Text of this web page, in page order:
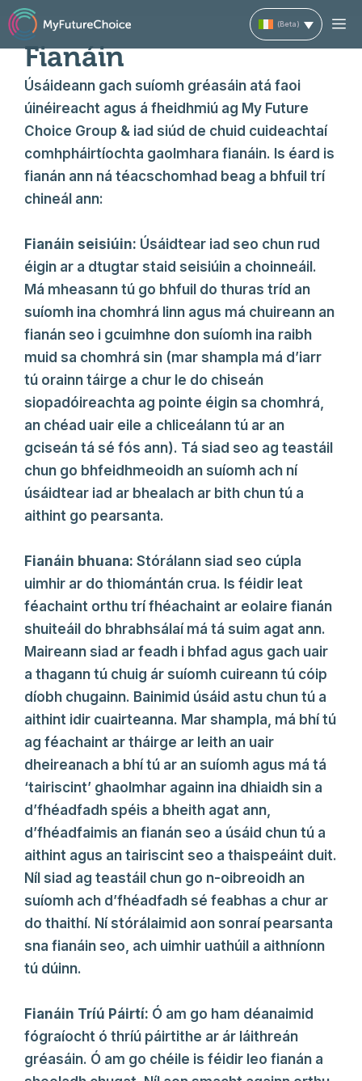
Skip
to
contentFianáin
Úsáideann gach suíomh gréasáin atá faoi
úinéireacht agus á fheidhmiú ag My Future
Choice Group & iad siúd de chuid cuideachtaí
comhpháirtíochta gaolmhara fianáin. Is éard is
fianán ann ná téacschomhad beag a bhfuil trí
chineál ann:
Fianáin seisiúin: Úsáidtear iad seo chun rud
éigin ar a dtugtar staid seisiúin a choinneáil.
Má mheasann tú go bhfuil do thuras tríd an
suíomh ina chomhrá linn agus má chuireann an
fianán seo i gcuimhne don suíomh ina raibh
muid sa chomhrá sin (mar shampla má d’iarr
tú orainn táirge a chur le do chiseán
siopadóireachta ag pointe éigin sa chomhrá,
an chéad uair eile a chliceálann tú ar an
gciseán tá sé fós ann). Tá siad seo ag teastáil
chun go bhfeidhmeoidh an suíomh ach ní
úsáidtear iad ar bhealach ar bith chun tú a
aithint go pearsanta.
Fianáin bhuana: Stórálann siad seo cúpla
uimhir ar do thiomántán crua. Is féidir leat
féachaint orthu trí fhéachaint ar eolaire fianán
shuiteáil do bhrabhsálaí má tá suim agat ann.
Maireann siad ar feadh i bhfad agus gach uair
a thagann tú chuig ár suíomh cuireann tú cóip
díobh chugainn. Bainimid úsáid astu chun tú a
aithint idir cuairteanna. Mar shampla, má bhí tú
ag féachaint ar tháirge ar leith an uair
dheireanach a bhí tú ar an suíomh agus má tá
‘tairiscint’ ghaolmhar againn ina dhiaidh sin a
d’fhéadfadh spéis a bheith agat ann,
d’fhéadfaimis an fianán seo a úsáid chun tú a
aithint agus an tairiscint seo a thaispeáint duit.
Níl siad ag teastáil chun go n-oibreoidh an
suíomh ach d’fhéadfadh sé feabhas a chur ar
do thaithí. Ní stórálaimid aon sonraí pearsanta
sna fianáin seo, ach uimhir uathúil a aithníonn
tú dúinn.
Fianáin Tríú Páirtí: Ó am go ham déanaimid
fógraíocht ó thríú páirtithe ar ár láithreán
gréasáin. Ó am go chéile is féidir leo fianán a